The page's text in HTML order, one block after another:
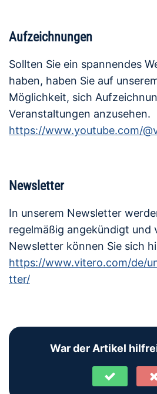
Aufzeichnungen
Sollten Sie ein spannendes
haben, haben Sie auf
Möglichkeit, sich
Veranstaltungen anzusehen.
https://www.youtube.com/
Newsletter
In unserem Newsletter
regelmäßig angekündigt und
Newsletter können Sie sich
https://www.vitero.com/de/
tter/
War der Artikel